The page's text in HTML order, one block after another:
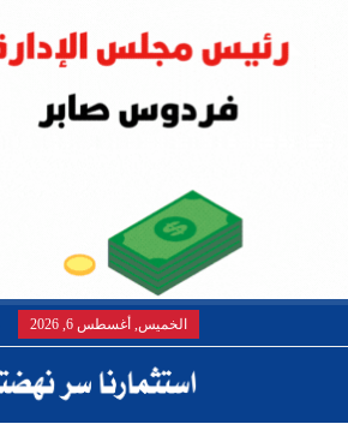
الخميس, أغسطس 6, 2026